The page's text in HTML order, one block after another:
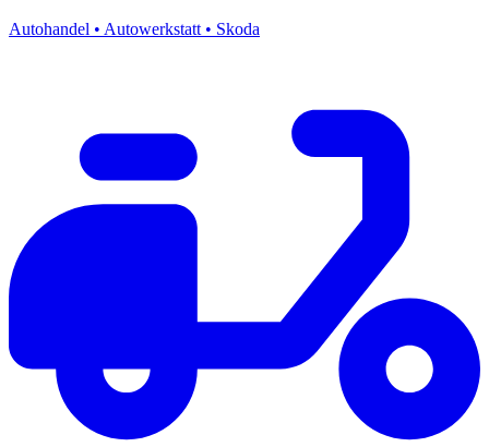
Autohandel • Autowerkstatt • Skoda